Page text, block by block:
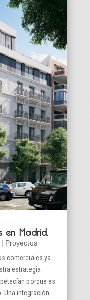
en Madrid.
| Proyectos
comerciales ya
estrategia
porque es
Una integración